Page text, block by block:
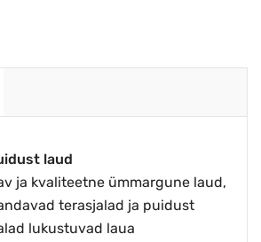
laud
ja kvaliteetne ümmargune laud,
terasjalad ja puidust
lukustuvad laua